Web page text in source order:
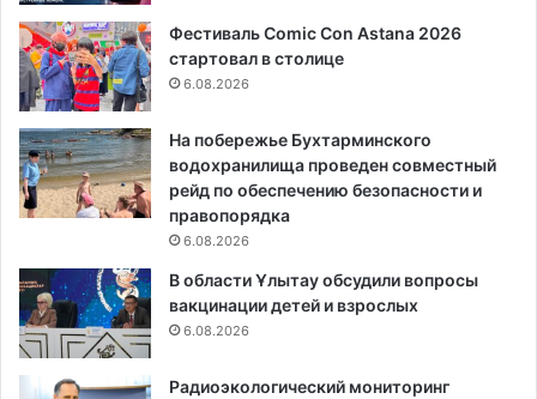
Фестиваль Comic Con Astana 2026
стартовал в столице
6.08.2026
На побережье Бухтарминского
водохранилища проведен совместный
рейд по обеспечению безопасности и
правопорядка
6.08.2026
В области Ұлытау обсудили вопросы
вакцинации детей и взрослых
6.08.2026
Радиоэкологический мониторинг